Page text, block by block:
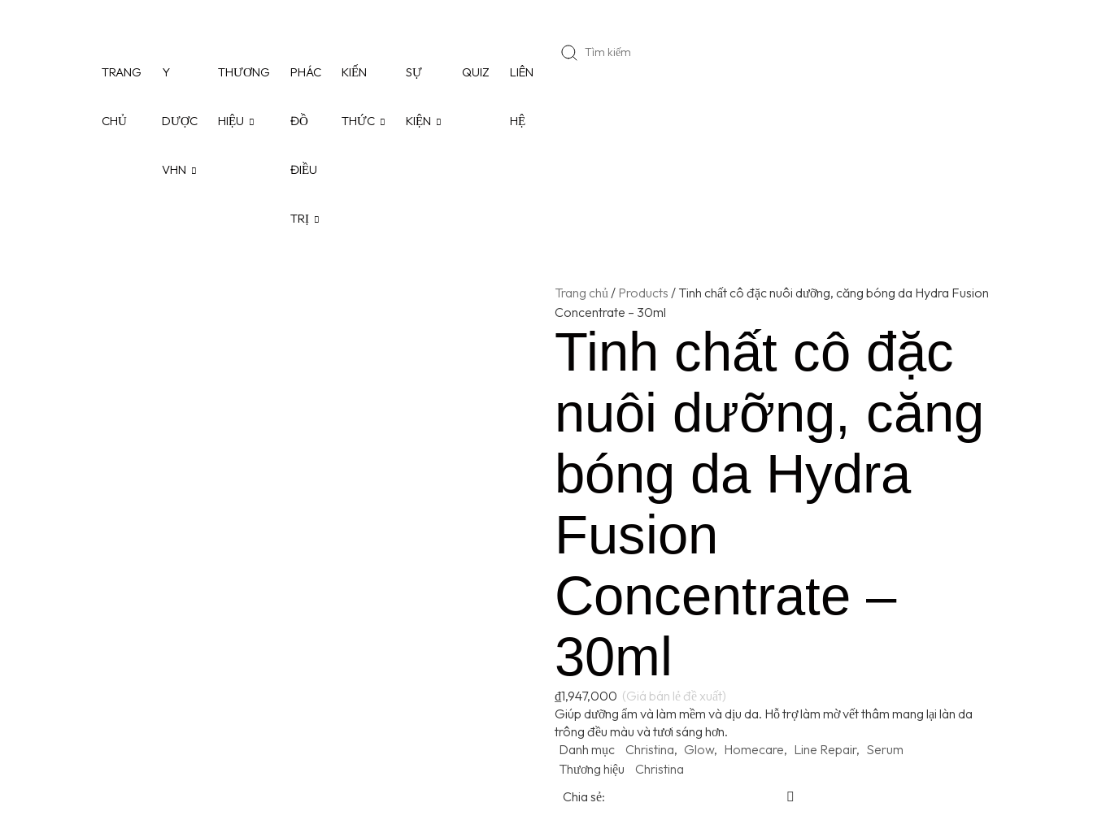
TRANG
CHỦ
Y
DƯỢC
VHN
THƯƠNG
HIỆU
PHÁC
ĐỒ
ĐIỀU
TRỊ
KIẾN
THỨC
SỰ
KIỆN
QUIZ LIÊN
HỆ
Trang chủ/ Products / Tinh chất cô đặc nuôi dưỡng, căng bóng da Hydra Fusion
Concentrate – 30ml
Tinh chất cô đặc
nuôi dưỡng, căng
bóng da Hydra
Fusion
Concentrate –
30ml
₫1,947,000
Giúp dưỡng ẩm và làm mềm và dịu da. Hỗ trợ làm mờ vết thâm mang lại làn da
trông đều màu và tươi sáng hơn.
Danh mục
Christina, Glow, Homecare, Line Repair, Serum
Thương hiệu
Christina
Chia sẻ: